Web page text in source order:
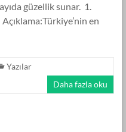
güzellik sunar. 1.
en
Yazılar
Daha fazla oku